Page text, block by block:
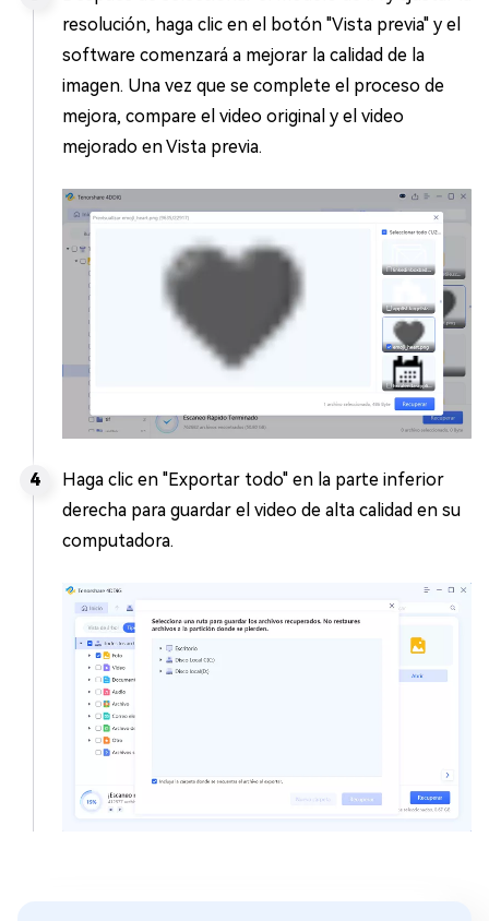
resolución, haga clic en el botón "Vista previa" y el
software comenzará a mejorar la calidad de la
imagen. Una vez que se complete el proceso de
mejora, compare el video original y el video
mejorado en Vista previa.
Haga clic en "Exportar todo" en la parte inferior
derecha para guardar el video de alta calidad en su
computadora.